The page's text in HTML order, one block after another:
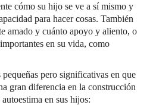
cómo su hijo se ve a sí mismo y
para hacer cosas. También
amado y cuánto apoyo y aliento, o
en su vida, como
pero significativas en que
gran diferencia en la construcción
en sus hijos: